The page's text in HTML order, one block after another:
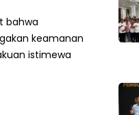
bahwa
keamanan
istimewa